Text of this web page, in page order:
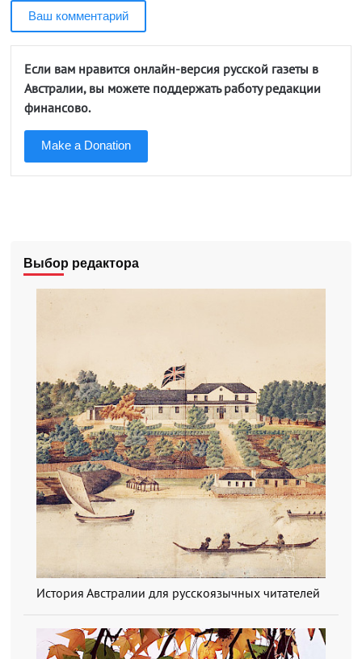
Ваш комментарий
Если вам нравится онлайн-версия русской газеты в
Австралии, вы можете поддержать работу редакции
финансово.
Make a Donation
Выбор редактора
История Австралии для русскоязычных читателей